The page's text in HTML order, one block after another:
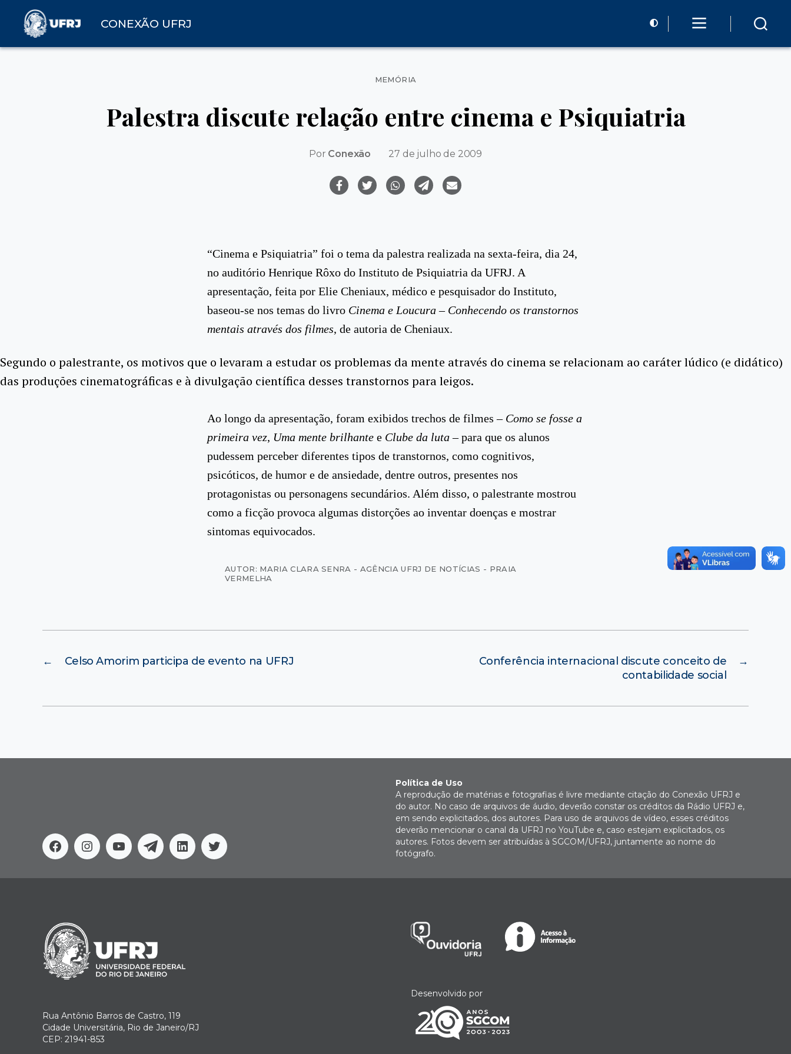
CONEXÃO UFRJ
Categorias
MEMÓRIA
Palestra discute relação entre cinema e Psiquiatria
Por Conexão 27 de julho de 2009
“Cinema e Psiquiatria” foi o tema da palestra realizada na sexta-feira, dia 24,
no auditório Henrique Rôxo do Instituto de Psiquiatria da UFRJ. A
apresentação, feita por Elie Cheniaux, médico e pesquisador do Instituto,
baseou-se nos temas do livro Cinema e Loucura – Conhecendo os transtornos
mentais através dos filmes, de autoria de Cheniaux.
Segundo o palestrante, os motivos que o levaram a estudar os problemas da mente através do cinema se relacionam ao caráter lúdico (e didático)
das produções cinematográficas e à divulgação científica desses transtornos para leigos.
Ao longo da apresentação, foram exibidos trechos de filmes – Como se fosse a
primeira vez, Uma mente brilhante e Clube da luta– para que os alunos
pudessem perceber diferentes tipos de transtornos, como cognitivos,
psicóticos, de humor e de ansiedade, dentre outros, presentes nos
protagonistas ou personagens secundários. Além disso, o palestrante mostrou
como a ficção provoca algumas distorções ao inventar doenças e mostrar
sintomas equivocados.
AUTOR: MARIA CLARA SENRA - AGÊNCIA UFRJ DE NOTÍCIAS - PRAIA
VERMELHA
← Celso Amorim participa de evento na UFRJ →
Conferência internacional discute conceito de
contabilidade social
FacebookInstagram
YoutubeTelegramLinkedinTwitter
Política de Uso
A reprodução de matérias e fotografias é livre mediante citação do Conexão UFRJ e
do autor. No caso de arquivos de áudio, deverão constar os créditos da Rádio UFRJ e,
em sendo explicitados, dos autores. Para uso de arquivos de vídeo, esses créditos
deverão mencionar o canal da UFRJ no YouTube e, caso estejam explicitados, os
autores. Fotos devem ser atribuídas à SGCOM/UFRJ, juntamente ao nome do
fotógrafo.
Rua Antônio Barros de Castro, 119
Cidade Universitária, Rio de Janeiro/RJ
CEP: 21941-853
Desenvolvido por